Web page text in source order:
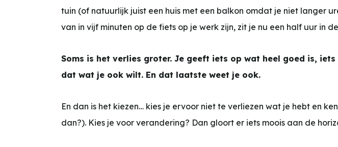
tuin (of natuurlijk juist een huis met een balkon omdat je niet langer
van in vijf minuten op de fiets op je werk zijn, zit je nu een half uur in
Soms is het verlies groter. Je geeft iets op wat heel goed is,
dat wat je ook wilt. En dat laatste weet je ook.
En dan is het kiezen… kies je ervoor niet te verliezen wat je hebt en
dan?). Kies je voor verandering? Dan gloort er iets moois aan de